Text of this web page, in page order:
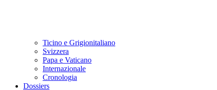
Ticino e Grigionitaliano
Svizzera
Papa e Vaticano
Internazionale
Cronologia
Dossiers